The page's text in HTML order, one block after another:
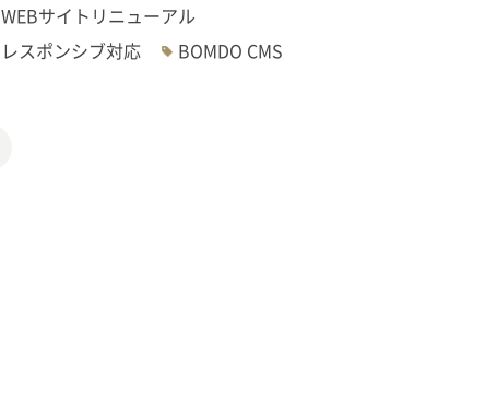
WEBサイトリニューアル
レスポンシブ対応
BOMDO CMS